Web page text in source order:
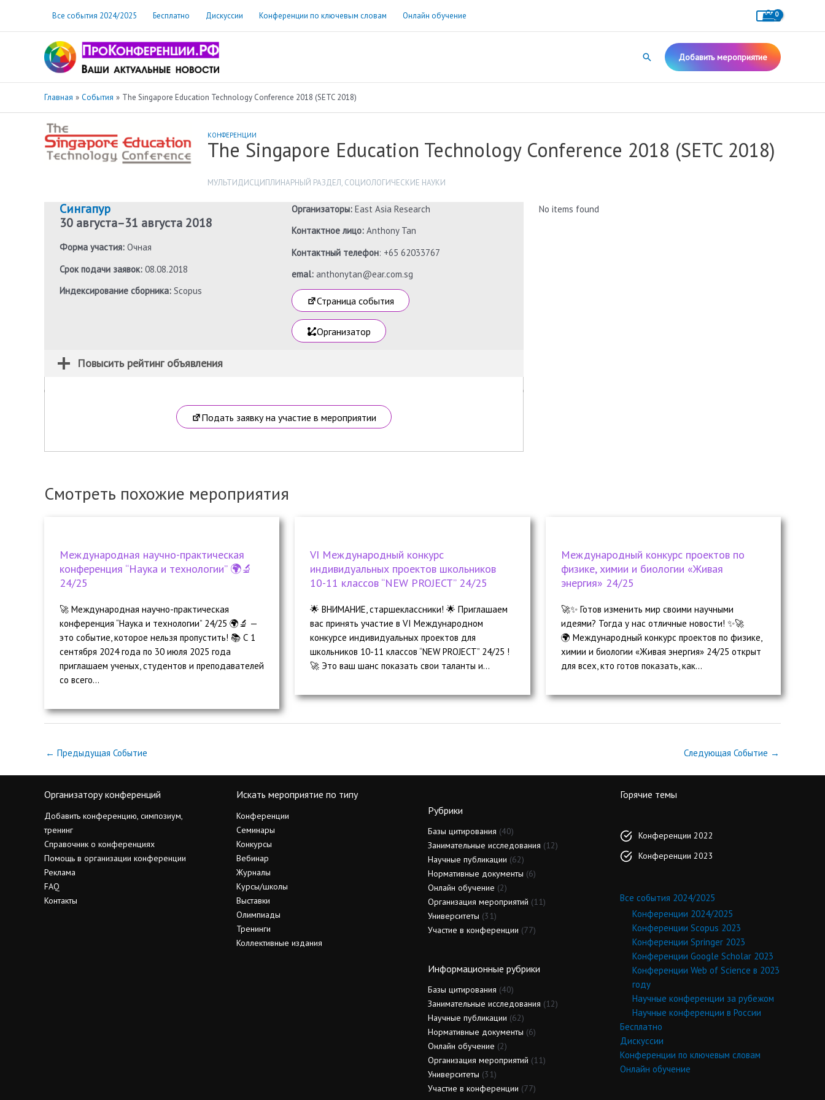
содержимому
Все события 2024/2025 Бесплатно Дискуссии Конференции по ключевым словам Онлайн обучение
Поиск Добавить мероприятие
Главная События The Singapore Education Technology Conference 2018 (SETC 2018)
КОНФЕРЕНЦИИ
The Singapore Education Technology Conference 2018 (SETC 2018)
МУЛЬТИДИСЦИПЛИНАРНЫЙ РАЗДЕЛ, СОЦИОЛОГИЧЕСКИЕ НАУКИ
Сингапур
30 августа–31 августа 2018
Форма участия: Очная
Срок подачи заявок: 08.08.2018
Индексирование сборника: Scopus
Организаторы: East Asia Research
Контактное лицо: Anthony Tan
Контактный телефон: +65 62033767
emal:anthonytan@ear.com.sg
Страница события
Организатор
Повысить рейтинг объявления
Подать заявку на участие в мероприятии
No items found
Смотреть похожие мероприятия
Международная научно-практическая
конференция “Наука и технологии” 🌍🔬
24/25
🚀 Международная научно-практическая
конференция “Наука и технологии” 24/25 🌍🔬 —
это событие, которое нельзя пропустить! 📚 С 1
сентября 2024 года по 30 июля 2025 года
приглашаем ученых, студентов и преподавателей
со всего...
VI Международный конкурс
индивидуальных проектов школьников
10-11 классов “NEW PROJECT” 24/25
🌟 ВНИМАНИЕ, старшеклассники! 🌟 Приглашаем
вас принять участие в VI Международном
конкурсе индивидуальных проектов для
школьников 10-11 классов “NEW PROJECT” 24/25 !
🚀 Это ваш шанс показать свои таланты и...
Международный конкурс проектов по
физике, химии и биологии «Живая
энергия» 24/25
🚀✨ Готов изменить мир своими научными
идеями? Тогда у нас отличные новости! ✨🚀
🌍 Международный конкурс проектов по физике,
химии и биологии «Живая энергия» 24/25 открыт
для всех, кто готов показать, как...
← Предыдущая Событие Следующая Событие →
Организатору конференций
Добавить конференцию, симпозиум,
тренинг
Справочник о конференциях
Помощь в организации конференции
Реклама
FAQ
Контакты
Искать мероприятие по типу
Конференции
Семинары
Конкурсы
Вебинар
Журналы
Курсы/школы
Выставки
Олимпиады
Тренинги
Коллективные издания
Рубрики
Базы цитирования (40)
Занимательные исследования (12)
Научные публикации (62)
Нормативные документы (6)
Онлайн обучение (2)
Организация мероприятий (11)
Университеты (31)
Участие в конференции (77)
Информационные рубрики
Базы цитирования (40)
Занимательные исследования (12)
Научные публикации (62)
Нормативные документы (6)
Онлайн обучение (2)
Организация мероприятий (11)
Университеты (31)
Участие в конференции (77)
Горячие темы
Конференции 2022
Конференции 2023
Все события 2024/2025
Конференции 2024/2025
Конференции Scopus 2023
Конференции Springer 2023
Конференции Google Scholar 2023
Конференции Web of Science в 2023
году
Научные конференции за рубежом
Научные конференции в России
Бесплатно
Дискуссии
Конференции по ключевым словам
Онлайн обучение